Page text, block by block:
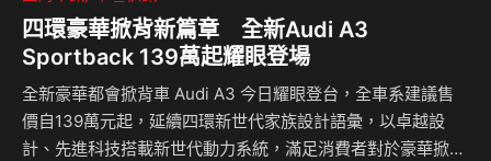
四環豪華掀背新篇章 全新Audi A3
Sportback 139萬起耀眼登場
全新豪華都會掀背車 Audi A3 今日耀眼登台，全車系建議售
價自139萬元起，延續四環新世代家族設計語彙，以卓越設
計、先進科技搭載新世代動力系統，滿足消費者對於豪華掀背